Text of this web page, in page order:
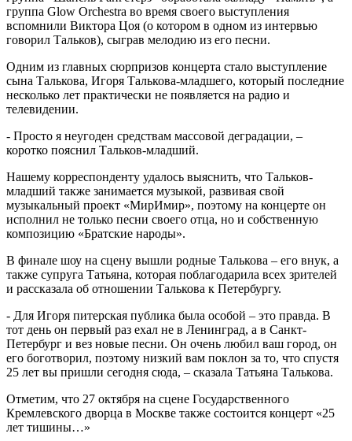
группа Glow Orchestra во время своего выступления
вспомнили Виктора Цоя (о котором в одном из интервью
говорил Тальков), сыграв мелодию из его песни.
Одним из главных сюрпризов концерта стало выступление
сына Талькова, Игоря Талькова-младшего, который последние
несколько лет практически не появляется на радио и
телевидении.
- Просто я неугоден средствам массовой деградации, –
коротко пояснил Тальков-младший.
Нашему корреспонденту удалось выяснить, что Тальков-
младший также занимается музыкой, развивая свой
музыкальный проект «МирИмир», поэтому на концерте он
исполнил не только песни своего отца, но и собственную
композицию «Братские народы».
В финале шоу на сцену вышли родные Талькова – его внук, а
также супруга Татьяна, которая поблагодарила всех зрителей
и рассказала об отношении Талькова к Петербургу.
- Для Игоря питерская публика была особой – это правда. В
тот день он первый раз ехал не в Ленинград, а в Санкт-
Петербург и вез новые песни. Он очень любил ваш город, он
его боготворил, поэтому низкий вам поклон за то, что спустя
25 лет вы пришли сегодня сюда, – сказала Татьяна Талькова.
Отметим, что 27 октября на сцене Государственного
Кремлевского дворца в Москве также состоится концерт «25
лет тишины…»